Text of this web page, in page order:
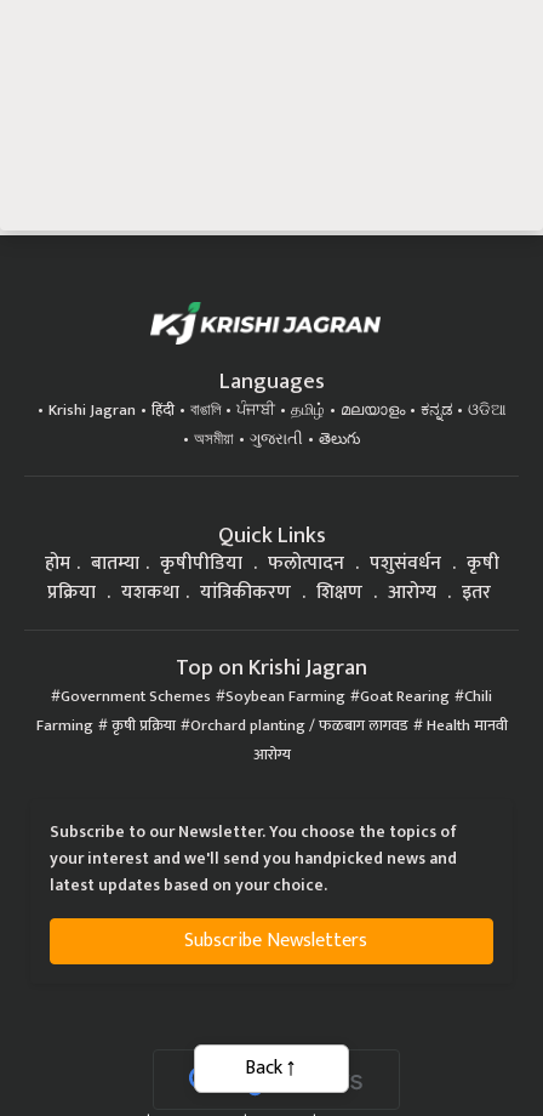
Languages
Krishi Jagran हिंदी বাঙালি ਪੰਜਾਬੀ தமிழ் മലയാളം ಕನ್ನಡ
ଓଡିଆ
অসমীয়া
ગુજરાતી తెలుగు
Quick Links
होम बातम्या कृषीपीडिया फलोत्पादन पशुसंवर्धन
कृषी
प्रक्रिया
यशकथा यांत्रिकीकरण शिक्षण आरोग्य इतर
Top on Krishi Jagran
Government Schemes Soybean Farming Goat Rearing Chili
Farming कृषी प्रक्रिया Orchard planting / फळबाग लागवड Health मानवी
आरोग्य
Subscribe to our Newsletter. You choose the topics of
your interest and we'll send you handpicked news and
latest updates based on your choice.
Subscribe Newsletters
Back